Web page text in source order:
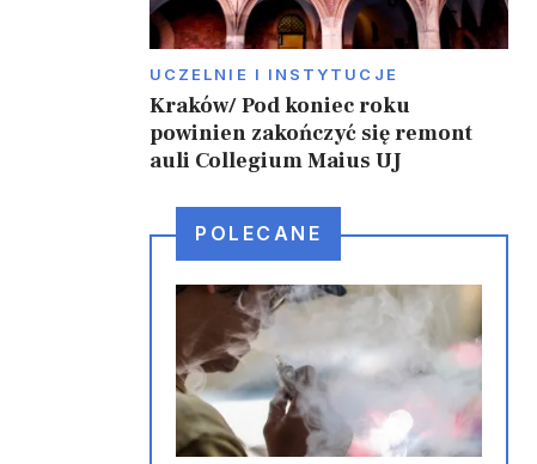
UCZELNIE I INSTYTUCJE
Kraków/ Pod koniec roku
powinien zakończyć się remont
auli Collegium Maius UJ
POLECANE